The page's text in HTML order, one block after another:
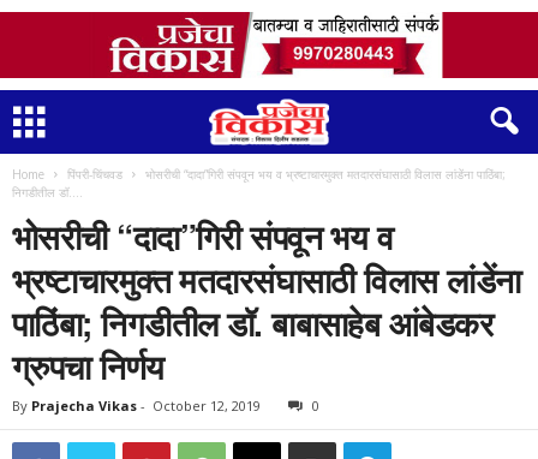
Home पिंपरी-चिंचवड
भोसरीची “दादा”गिरी संपवून भय व भ्रष्टाचारमुक्त मतदारसंघासाठी विलास लांडेंना पाठिंबा;
निगडीतील डॉ....
भोसरीची “दादा”गिरी संपवून भय व
भ्रष्टाचारमुक्त मतदारसंघासाठी विलास लांडेंना
पाठिंबा; निगडीतील डॉ. बाबासाहेब आंबेडकर
ग्रुपचा निर्णय
By Prajecha Vikas - October 12, 2019 0